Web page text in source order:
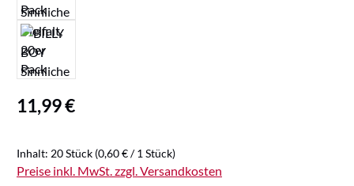
Regulärer Preis:
11,99 €
Inhalt: 20 Stück (0,60 € / 1 Stück)
Preise inkl. MwSt. zzgl. Versandkosten